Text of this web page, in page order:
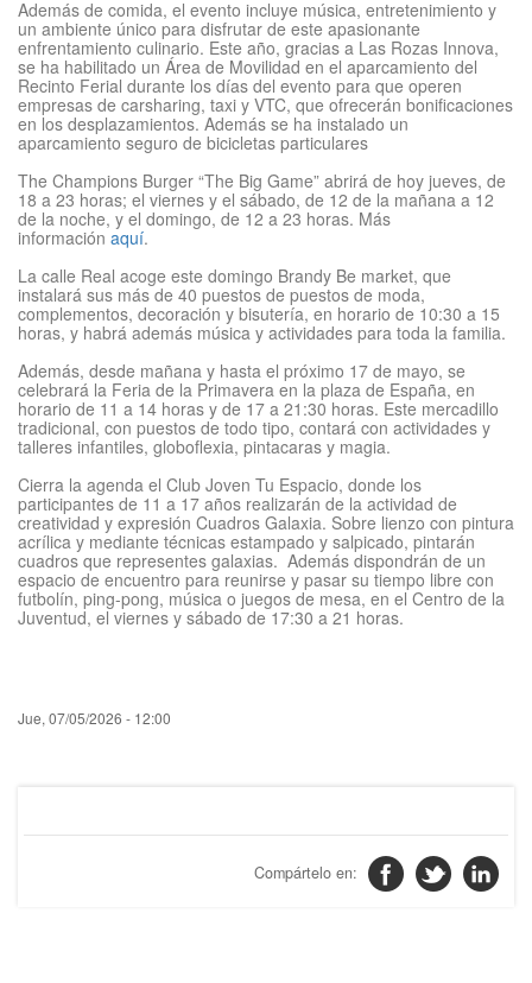
Además de comida, el evento incluye música, entretenimiento y
un ambiente único para disfrutar de este apasionante
enfrentamiento culinario. Este año, gracias a Las Rozas Innova,
se ha habilitado un Área de Movilidad en el aparcamiento del
Recinto Ferial durante los días del evento para que operen
empresas de carsharing, taxi y VTC, que ofrecerán bonificaciones
en los desplazamientos. Además se ha instalado un
aparcamiento seguro de bicicletas particulares
The Champions Burger “The Big Game” abrirá de hoy jueves, de
18 a 23 horas; el viernes y el sábado, de 12 de la mañana a 12
de la noche, y el domingo, de 12 a 23 horas. Más
información aquí.
La calle Real acoge este domingo Brandy Be market, que
instalará sus más de 40 puestos de puestos de moda,
complementos, decoración y bisutería, en horario de 10:30 a 15
horas, y habrá además música y actividades para toda la familia.
Además, desde mañana y hasta el próximo 17 de mayo, se
celebrará la Feria de la Primavera en la plaza de España, en
horario de 11 a 14 horas y de 17 a 21:30 horas. Este mercadillo
tradicional, con puestos de todo tipo, contará con actividades y
talleres infantiles, globoflexia, pintacaras y magia.
Cierra la agenda el Club Joven Tu Espacio, donde los
participantes de 11 a 17 años realizarán de la actividad de
creatividad y expresión Cuadros Galaxia. Sobre lienzo con pintura
acrílica y mediante técnicas estampado y salpicado, pintarán
cuadros que representes galaxias. Además dispondrán de un
espacio de encuentro para reunirse y pasar su tiempo libre con
futbolín, ping-pong, música o juegos de mesa, en el Centro de la
Juventud, el viernes y sábado de 17:30 a 21 horas.
fecha
Jue, 07/05/2026 - 12:00